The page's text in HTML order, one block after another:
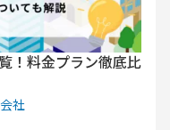
！料金プラン徹底比
社